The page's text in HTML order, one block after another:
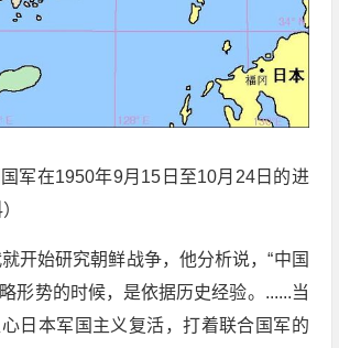
军在1950年9月15日至10月24日的进
开始研究朝鲜战争，他分析说，“中国
形势的时候，是依据历史经验。......当
日本军国主义复活，打着联合国军的